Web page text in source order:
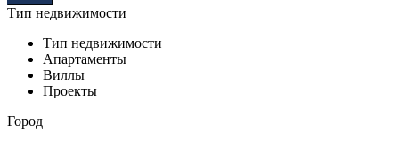
Тип недвижимости
Тип недвижимости
Апартаменты
Виллы
Проекты
Город